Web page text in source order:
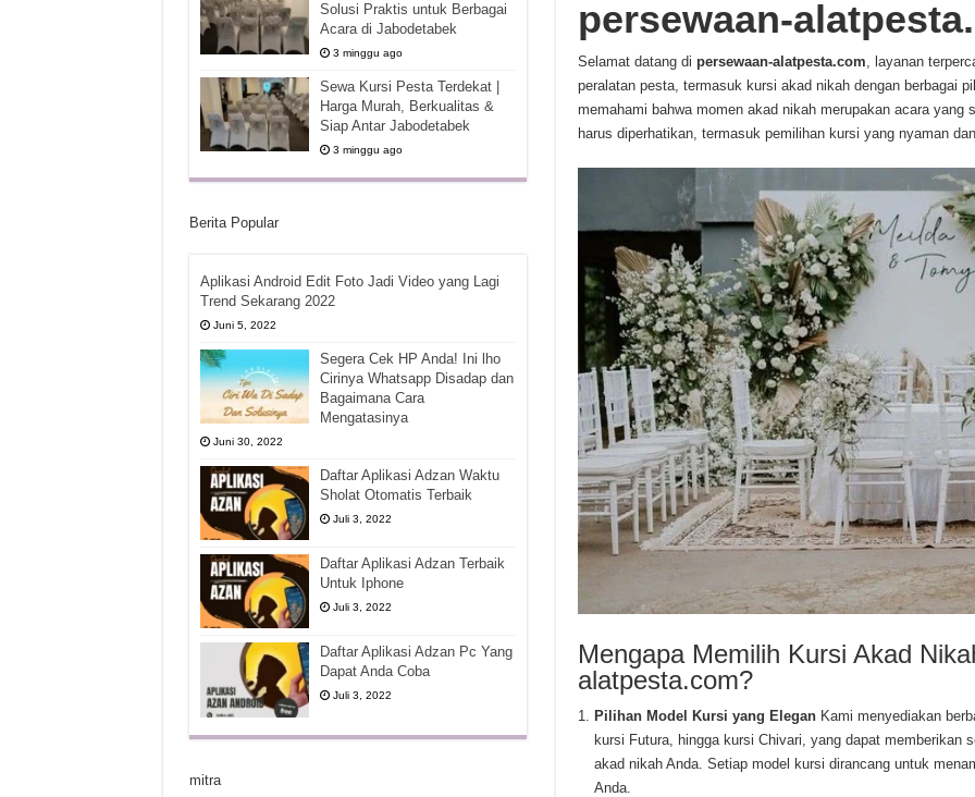
persewaan-
Selamat datang di persewaan-alatpesta.com, layanan
peralatan pesta, termasuk kursi akad nikah dengan berbagai
memahami bahwa momen akad nikah merupakan acara yang
harus diperhatikan, termasuk pemilihan kursi yang nyaman
Mengapa Memilih Kursi Akad
alatpesta.com?
Pilihan Model Kursi yang EleganKami menyediakan
kursi Futura, hingga kursi Chivari, yang dapat memberikan
akad nikah Anda. Setiap model kursi dirancang untuk
Anda.
Solusi Praktis untuk Berbagai
Acara di Jabodetabek
3 minggu ago
Sewa Kursi Pesta Terdekat |
Harga Murah, Berkualitas &
Siap Antar Jabodetabek
3 minggu ago
Berita Popular
Aplikasi Android Edit Foto Jadi Video yang Lagi
Trend Sekarang 2022
Juni 5, 2022
Segera Cek HP Anda! Ini lho
Cirinya Whatsapp Disadap dan
Bagaimana Cara
Mengatasinya
Juni 30, 2022
Daftar Aplikasi Adzan Waktu
Sholat Otomatis Terbaik
Juli 3, 2022
Daftar Aplikasi Adzan Terbaik
Untuk Iphone
Juli 3, 2022
Daftar Aplikasi Adzan Pc Yang
Dapat Anda Coba
Juli 3, 2022
mitra